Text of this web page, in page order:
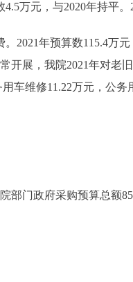
万元，与2020年持平。
年预算数115.4万元
开展，我院2021年对老
车维修11.22万元，公务
门政府采购预算总额